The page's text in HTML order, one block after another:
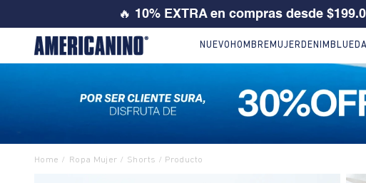
💙 SI ERES
NUEVO HOMBRE MUJER DENIM
Ropa Mujer Shorts